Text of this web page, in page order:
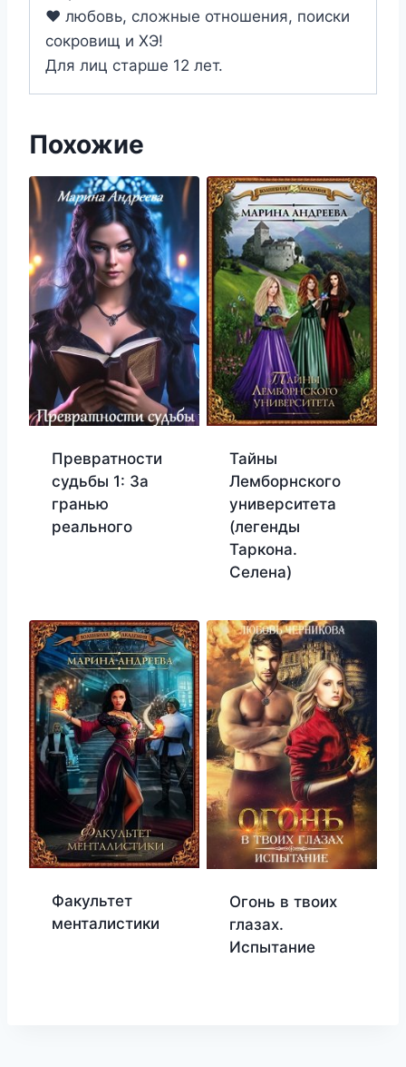
❤️ любовь, сложные отношения, поиски
сокровищ и ХЭ!
Для лиц старше 12 лет.
Похожие
Превратности
судьбы 1: За
гранью
реального
Тайны
Лемборнского
университета
(легенды
Таркона.
Селена)
Факультет
менталистики
Огонь в твоих
глазах.
Испытание